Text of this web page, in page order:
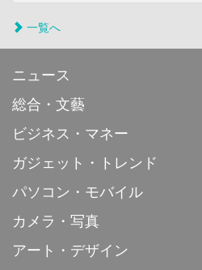
一覧へ
ニュース
総合・文藝
ビジネス・マネー
ガジェット・トレンド
パソコン・モバイル
カメラ・写真
アート・デザイン